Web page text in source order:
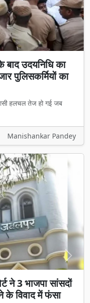
बाद उदयनिधि का
पुलिसकर्मियों का
हलचल तेज हो गई जब
Manishankar Pandey
ने 3 भाजपा सांसदों
के विवाद में फंसा
Next